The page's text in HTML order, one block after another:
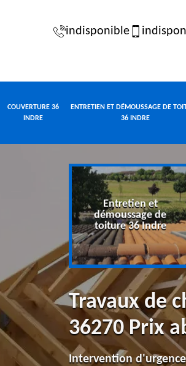
indisponible
COUVERTURE 36
INDRE
ENTRETIEN ET DÉMOUSSAGE DE
36 INDRE
Entretien et
démoussage de
toiture 36 Indre
Travaux de
36270 Prix
Intervention